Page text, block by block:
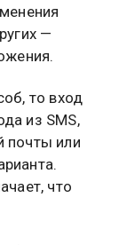
—
то вход
из SMS,
почты или
что